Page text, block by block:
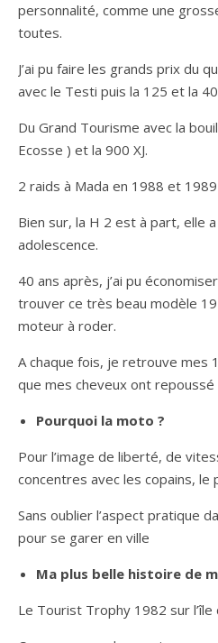
personnalité, comme une
toutes.
J’ai pu faire les grands prix du
avec le Testi puis la 125 et la
Du Grand Tourisme avec la
Ecosse ) et la 900 XJ.
2 raids à Mada en 1988 et
Bien sur, la H 2 est à part, elle
adolescence.
40 ans après, j’ai pu
trouver ce très beau modèle
moteur à roder.
A chaque fois, je retrouve mes
que mes cheveux ont
Pourquoi la moto ?
Pour l’image de liberté, de
concentres avec les copains,
Sans oublier l’aspect pratique
pour se garer en ville
Ma plus belle histoire de
Le Tourist Trophy 1982 sur l’île